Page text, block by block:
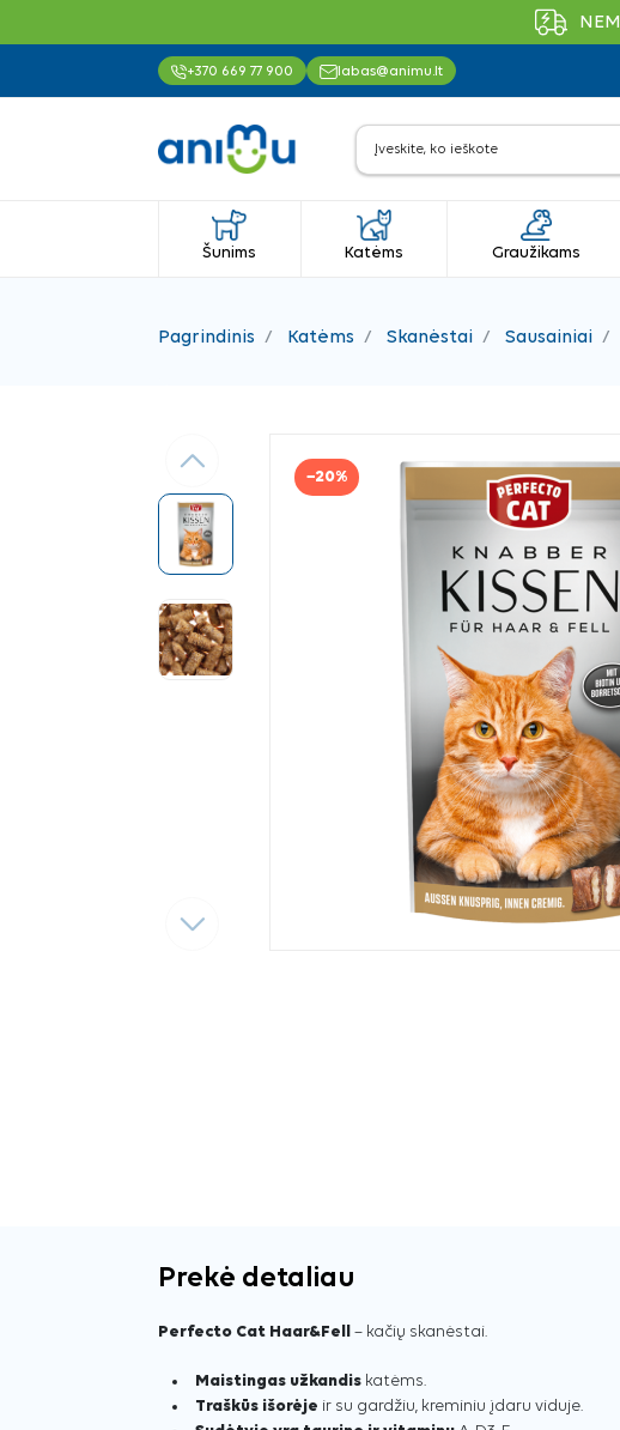
+370 669 77 900 labas@animu.lt
Šunims Katėms Graužikams
Pagrindinis Katėms Skanėstai Sausainiai
−20%
Ankstesnis
Tęsti
Prekė detaliau
Perfecto Cat Haar&Fell – kačių skanėstai.
Maistingas užkandis katėms.
Traškūs išorėje ir su gardžiu, kreminiu įdaru viduje.